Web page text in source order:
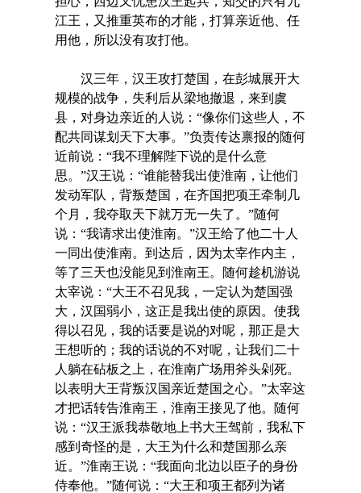
江王，又推重英布的才能，打算亲近他、任
用他，所以没有攻打他。
汉三年，汉王攻打楚国，在彭城展开大
规模的战争，失利后从梁地撤退，来到虞
县，对身边亲近的人说：“像你们这些人，不
配共同谋划天下大事。”负责传达禀报的随何
近前说：“我不理解陛下说的是什么意
思。”汉王说：“谁能替我出使淮南，让他们
发动军队，背叛楚国，在齐国把项王牵制几
个月，我夺取天下就万无一失了。”随何
说：“我请求出使淮南。”汉王给了他二十人
一同出使淮南。到达后，因为太宰作内主，
等了三天也没能见到淮南王。随何趁机游说
太宰说：“大王不召见我，一定认为楚国强
大，汉国弱小，这正是我出使的原因。使我
得以召见，我的话要是说的对呢，那正是大
王想听的；我的话说的不对呢，让我们二十
人躺在砧板之上，在淮南广场用斧头剁死。
以表明大王背叛汉国亲近楚国之心。”太宰这
才把话转告淮南王，淮南王接见了他。随何
说：“汉王派我恭敬地上书大王驾前，我私下
感到奇怪的是，大王为什么和楚国那么亲
近。”淮南王说：“我面向北边以臣子的身份
侍奉他。”随何说：“大王和项王都列为诸